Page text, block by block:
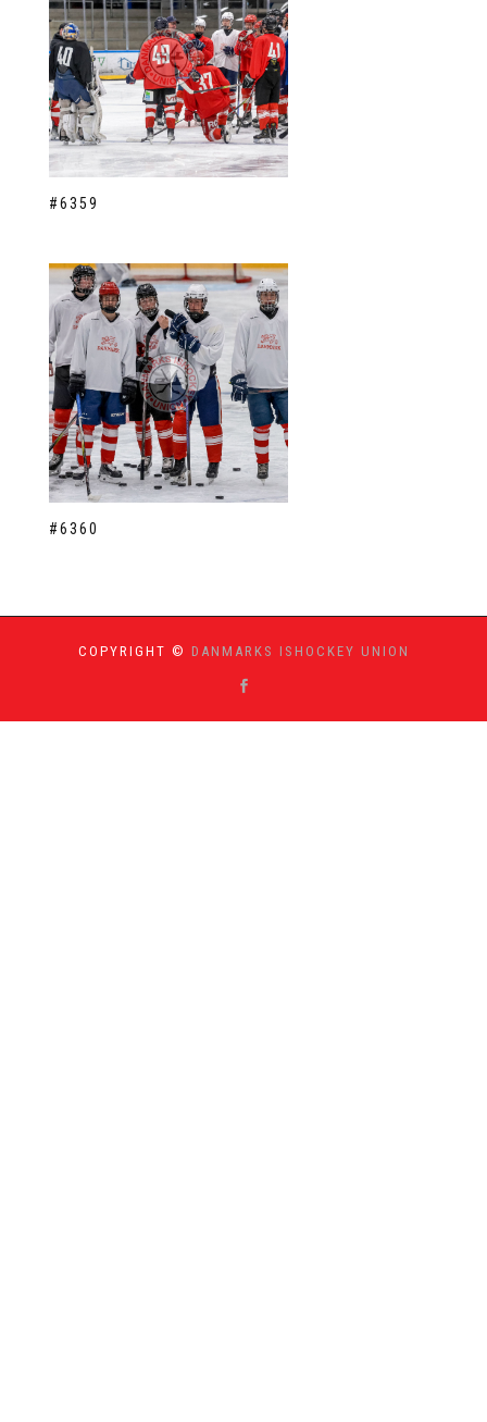
#6359
#6360
COPYRIGHT © DANMARKS ISHOCKEY UNION